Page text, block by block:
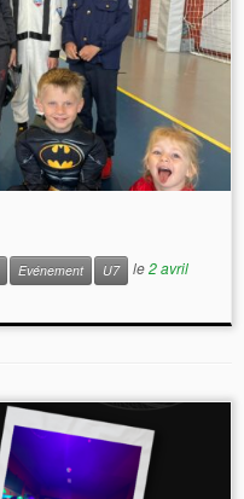
Evénement U7 le2 avril